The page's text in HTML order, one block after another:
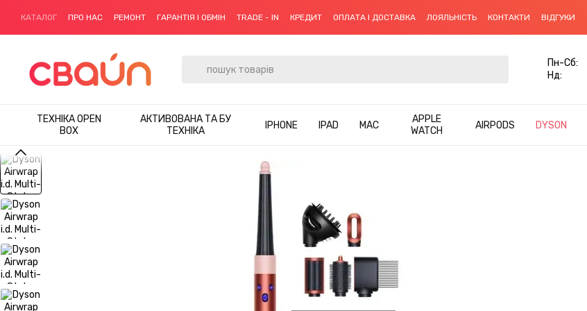
КАТАЛОГ ПРО НАС РЕМОНТ ГАРАНТІЯ І ОБМІН TRADE - IN КРЕДИТ ОПЛАТА І ДОСТАВКА ЛОЯЛЬНІСТЬ КОНТАКТИ ВІДГУКИ
Пн-Cб:
Нд:
ТЕХНІКА OPEN
BOX
АКТИВОВАНА ТА БУ
ТЕХНІКА
IPHONE IPAD MAC
APPLE
WATCH
AIRPODS DYSON